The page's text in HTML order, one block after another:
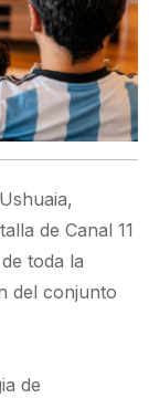
de Canal 11
toda la
del conjunto
de